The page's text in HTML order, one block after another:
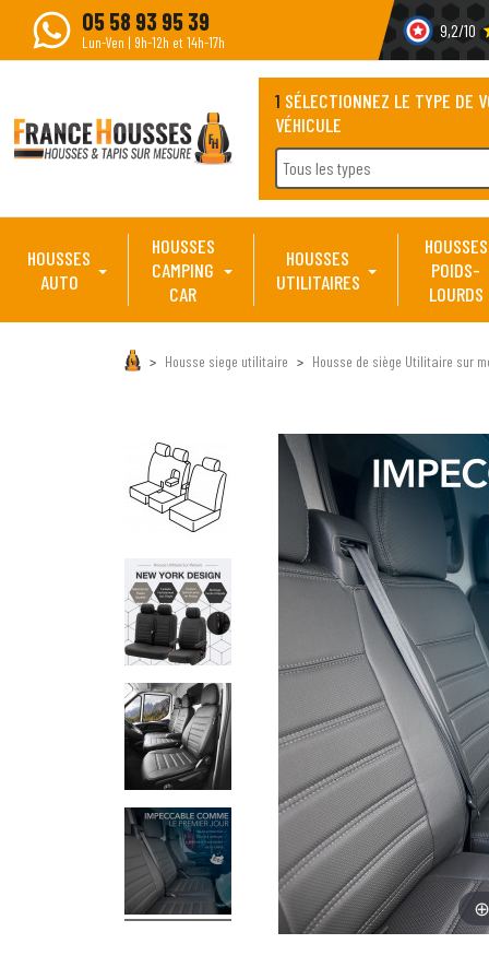
05 58 93 95 39
Lun-Ven | 9h-12h et 14h-17h
9,2/10
1 SÉLECTIONNEZ LE TYPE DE
VÉHICULE
Tous les types
HOUSSES
AUTO
HOUSSES
CAMPING
CAR
HOUSSES
UTILITAIRES
HOUSSES
POIDS-
LOURDS
Housse siege utilitaire Housse de siège Utilitaire sur